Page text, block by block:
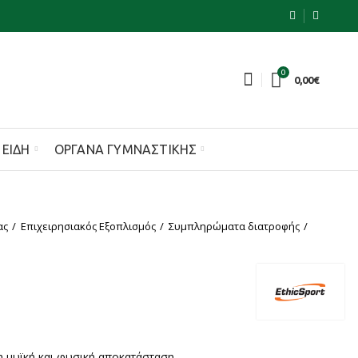
0
0,00€
ΌΡΓΑΝΑ ΓΥΜΝΑΣΤΙΚΉΣ
Επιχειρησιακός Εξοπλισμός
Συμπληρώματα διατροφής